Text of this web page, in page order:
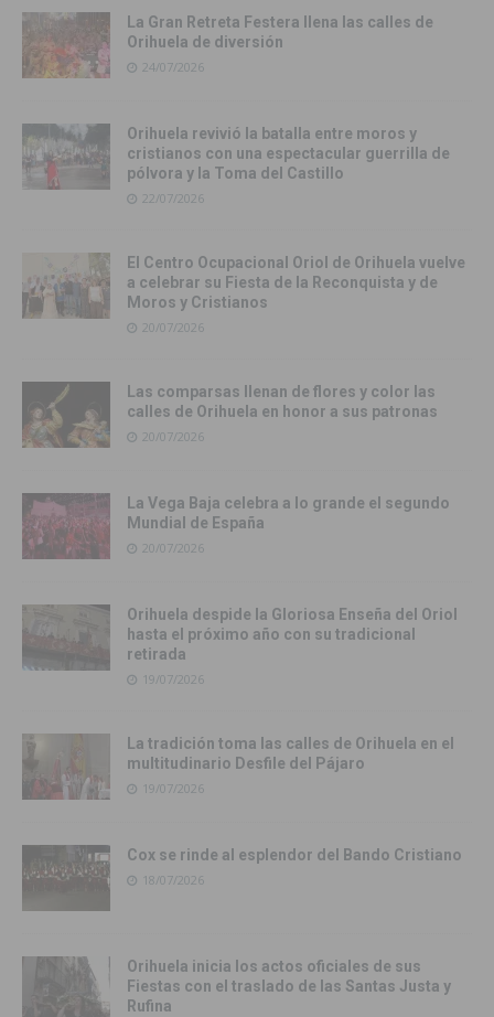
La Gran Retreta Festera llena las calles de
Orihuela de diversión
24/07/2026
Orihuela revivió la batalla entre moros y
cristianos con una espectacular guerrilla de
pólvora y la Toma del Castillo
22/07/2026
El Centro Ocupacional Oriol de Orihuela vuelve
a celebrar su Fiesta de la Reconquista y de
Moros y Cristianos
20/07/2026
Las comparsas llenan de flores y color las
calles de Orihuela en honor a sus patronas
20/07/2026
La Vega Baja celebra a lo grande el segundo
Mundial de España
20/07/2026
Orihuela despide la Gloriosa Enseña del Oriol
hasta el próximo año con su tradicional
retirada
19/07/2026
La tradición toma las calles de Orihuela en el
multitudinario Desfile del Pájaro
19/07/2026
Cox se rinde al esplendor del Bando Cristiano
18/07/2026
Orihuela inicia los actos oficiales de sus
Fiestas con el traslado de las Santas Justa y
Rufina